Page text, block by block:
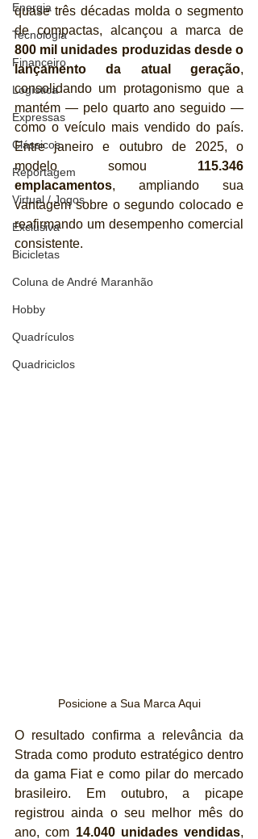
Energia
Tecnologia
Financeiro
Logística
Expressas
Clássicos
Reportagem
Virtual / Jogos
Exclusiva
Bicicletas
Coluna de André Maranhão
Hobby
Quadrículos
Quadriciclos
quase três décadas molda o segmento
800 mil unidades produzidas desde o
lançamento da atual geração,
consolidando um protagonismo que a
mantém — pelo quarto ano seguido —
como o veículo mais vendido do país.
Entre janeiro e outubro de 2025, o
modelo somou 115.346
emplacamentos, ampliando sua
vantagem sobre o segundo colocado e
reafirmando um desempenho comercial
consistente.
Posicione a Sua Marca Aqui
O resultado confirma a relevância da
Strada como produto estratégico dentro
da gama Fiat e como pilar do mercado
brasileiro. Em outubro, a picape
registrou ainda o seu melhor mês do
ano, com 14.040 unidades vendidas,